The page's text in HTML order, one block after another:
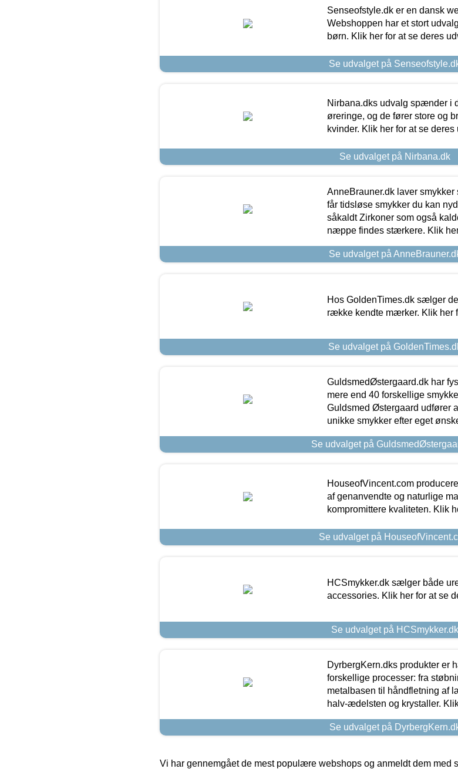
Senseofstyle.dk er en dansk
Webshoppen har et stort
børn. Klik her for at se deres
Se udvalget på
Nirbana.dks udvalg spænder i
øreringe, og de fører store og
kvinder. Klik her for at se deres
Se udvalget på Nirbana.dk
AnneBrauner.dk laver
får tidsløse smykker du kan
såkaldt Zirkoner som også
næppe findes stærkere. Klik
Se udvalget på
Hos GoldenTimes.dk sælger
række kendte mærker. Klik her
Se udvalget på
GuldsmedØstergaard.dk har
mere end 40 forskellige
Guldsmed Østergaard udfører
unikke smykker efter eget
Se udvalget på
HouseofVincent.com
af genanvendte og naturlige
kompromittere kvaliteten. Klik
Se udvalget på
HCSmykker.dk sælger både
accessories. Klik her for at se
Se udvalget på HCSmykker.dk
DyrbergKern.dks produkter er
forskellige processer: fra
metalbasen til håndfletning af
halv-ædelsten og krystaller.
Se udvalget på
Vi har gennemgået de mest populære webshops og anmeldt dem med